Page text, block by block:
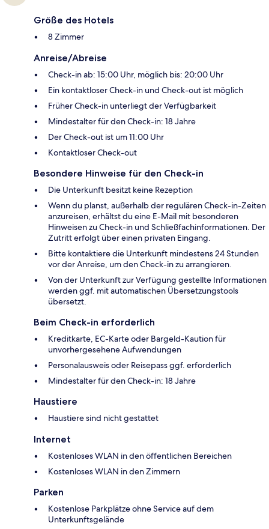
Größe des Hotels
8 Zimmer
Anreise/Abreise
Check-in ab: 15:00 Uhr, möglich bis: 20:00 Uhr
Ein kontaktloser Check-in und Check-out ist möglich
Früher Check-in unterliegt der Verfügbarkeit
Mindestalter für den Check-in: 18 Jahre
Der Check-out ist um 11:00 Uhr
Kontaktloser Check-out
Besondere Hinweise für den Check-in
Die Unterkunft besitzt keine Rezeption
Wenn du planst, außerhalb der regulären Check-in-Zeiten
anzureisen, erhältst du eine E-Mail mit besonderen
Hinweisen zu Check-in und Schließfachinformationen. Der
Zutritt erfolgt über einen privaten Eingang.
Bitte kontaktiere die Unterkunft mindestens 24 Stunden
vor der Anreise, um den Check-in zu arrangieren.
Von der Unterkunft zur Verfügung gestellte Informationen
werden ggf. mit automatischen Übersetzungstools
übersetzt.
Beim Check-in erforderlich
Kreditkarte, EC-Karte oder Bargeld-Kaution für
unvorhergesehene Aufwendungen
Personalausweis oder Reisepass ggf. erforderlich
Mindestalter für den Check-in: 18 Jahre
Haustiere
Haustiere sind nicht gestattet
Internet
Kostenloses WLAN in den öffentlichen Bereichen
Kostenloses WLAN in den Zimmern
Parken
Kostenlose Parkplätze ohne Service auf dem
Unterkunftsgelände